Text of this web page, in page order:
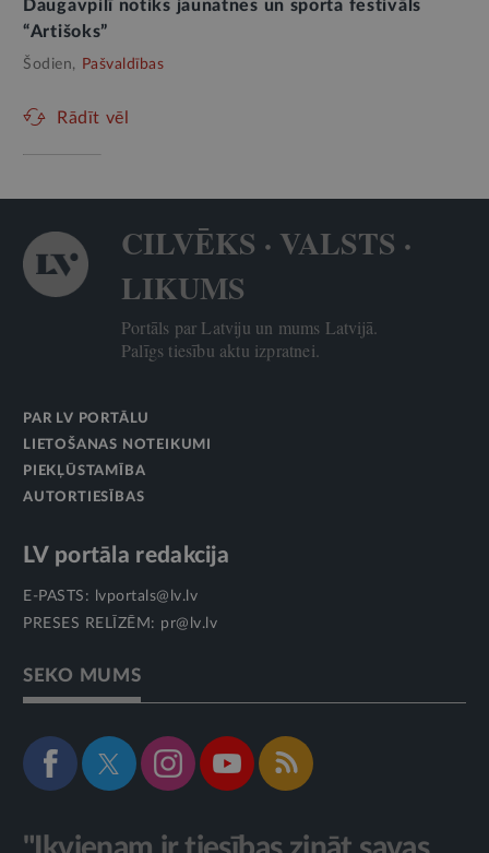
Daugavpilī notiks jaunatnes un sporta festivāls
“Artišoks”
Šodien, Pašvaldības
Rādīt vēl
CILVĒKS · VALSTS ·
LIKUMS
Portāls par Latviju un mums Latvijā.
Palīgs tiesību aktu izpratnei.
PAR LV PORTĀLU
LIETOŠANAS NOTEIKUMI
PIEKĻŪSTAMĪBA
AUTORTIESĪBAS
LV portāla redakcija
E-PASTS:
lvportals@lv.lv
PRESES RELĪZĒM: pr@lv.lv
SEKO MUMS